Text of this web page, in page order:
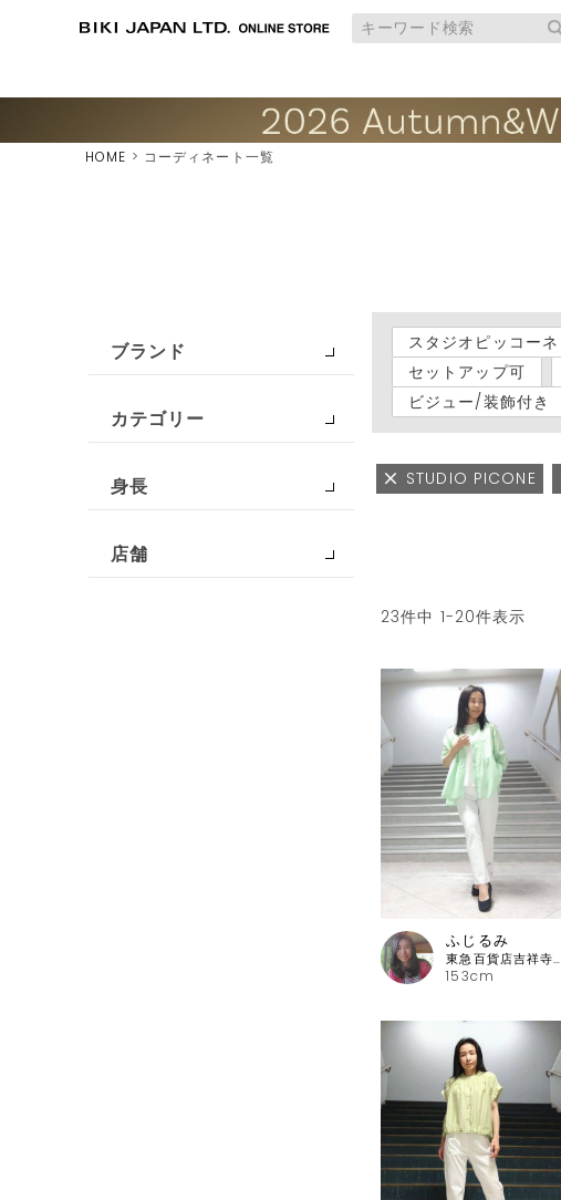
HOME コーディネート一覧
ブランド
カテゴリー
身長
店舗
スタジオピッコーネ
セットアップ可
ビジュー/装飾付き
STUDIO PICONE
23件中 1-20件表示
153cm
ふじるみ
東急百貨店吉祥寺店 ピッコーネ